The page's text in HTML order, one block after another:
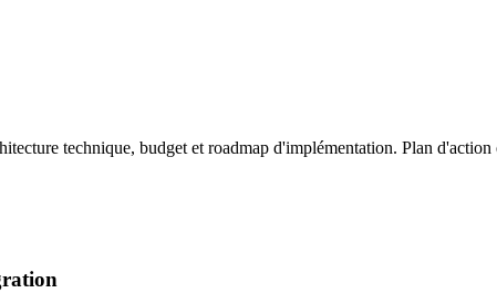
technique, budget et roadmap d'implémentation. Plan d'action